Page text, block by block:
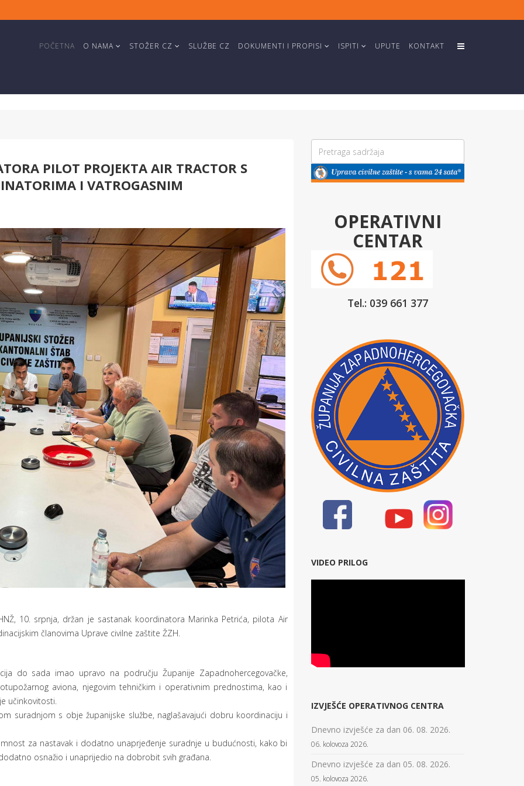
POČETNA O NAMA STOŽER CZ SLUŽBE CZ DOKUMENTI I PROPISI ISPITI UPUTE KONTAKT
PILOT PROJEKTA AIR TRACTOR S
I VATROGASNIM
10. srpnja, držan je sastanak koordinatora Marinka Petrića, pilota Air
članovima Uprave civilne zaštite ŽZH.
do sada imao upravo na području Županije Zapadnohercegovačke,
aviona, njegovim tehničkim i operativnim prednostima, kao i
učinkovitosti.
suradnjom s obje županijske službe, naglašavajući dobru koordinaciju i
za nastavak i dodatno unaprjeđenje suradnje u budućnosti, kako bi
osnažio i unaprijedio na dobrobit svih građana.
OPERATIVNI
CENTAR
Tel.: 039 661 377
VIDEO PRILOG
IZVJEŠĆE OPERATIVNOG CENTRA
Dnevno izvješće za dan 06. 08. 2026.
06. kolovoza 2026.
Dnevno izvješće za dan 05. 08. 2026.
05. kolovoza 2026.